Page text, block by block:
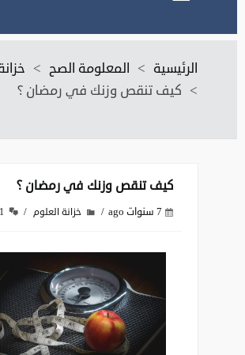
الرئيسية > المعلومة الصح >
> كيف تنقص وزنك في رمضان ؟
كيف تنقص وزنك في رمضان ؟
7 سنوات ago خزانة العلوم 1